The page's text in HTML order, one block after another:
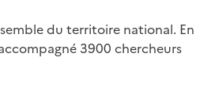
du territoire national. En
3900 chercheurs